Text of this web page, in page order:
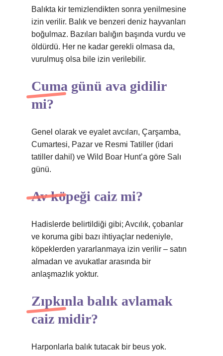
Balıkta kir temizlendikten sonra yenilmesine
izin verilir. Balık ve benzeri deniz hayvanları
boğulmaz. Bazıları balığın başında vurdu ve
öldürdü. Her ne kadar gerekli olmasa da,
vurulmuş olsa bile izin verilebilir.
Cuma günü ava gidilir
mi?
Genel olarak ve eyalet avcıları, Çarşamba,
Cumartesi, Pazar ve Resmi Tatiller (idari
tatiller dahil) ve Wild Boar Hunt’a göre Salı
günü.
Av köpeği caiz mi?
Hadislerde belirtildiği gibi; Avcılık, çobanlar
ve koruma gibi bazı ihtiyaçlar nedeniyle,
köpeklerden yararlanmaya izin verilir – satın
almadan ve avukatlar arasında bir
anlaşmazlık yoktur.
Zıpkınla balık avlamak
caiz midir?
Harponlarla balık tutacak bir beus yok.